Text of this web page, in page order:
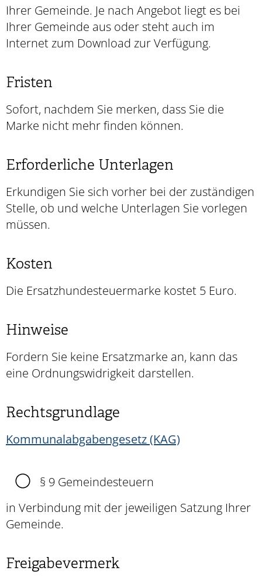
Ihrer Gemeinde. Je nach Angebot liegt es bei
Ihrer Gemeinde aus oder steht auch im
Internet zum Download zur Verfügung.
Fristen
Sofort, nachdem Sie merken, dass Sie die
Marke nicht mehr finden können.
Erforderliche Unterlagen
Erkundigen Sie sich vorher bei der zuständigen
Stelle, ob und welche Unterlagen Sie vorlegen
müssen.
Kosten
Die Ersatzhundesteuermarke kostet 5 Euro.
Hinweise
Fordern Sie keine Ersatzmarke an, kann das
eine Ordnungswidrigkeit darstellen.
Rechtsgrundlage
Kommunalabgabengesetz (KAG)
§ 9 Gemeindesteuern
in Verbindung mit der jeweiligen Satzung Ihrer
Gemeinde.
Freigabevermerk